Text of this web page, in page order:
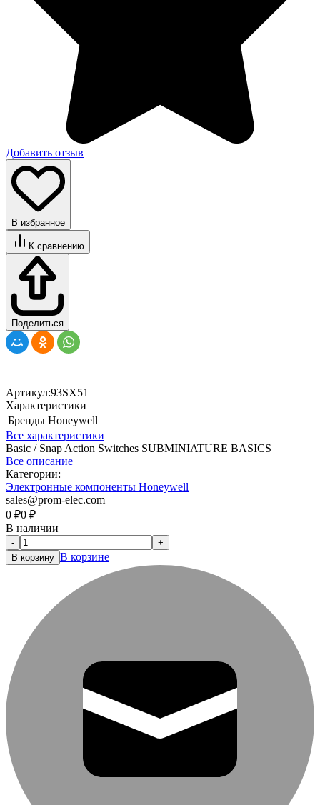
Добавить отзыв
В избранное
К сравнению
Поделиться
Артикул:93SX51
Характеристики
Бренды Honeywell
Все характеристики
Basic / Snap Action Switches SUBMINIATURE BASICS
Все описание
Категории:
Электронные компоненты Honeywell
sales@prom-elec.com
0 ₽0 ₽
В наличии
-
+
В корзину В корзине